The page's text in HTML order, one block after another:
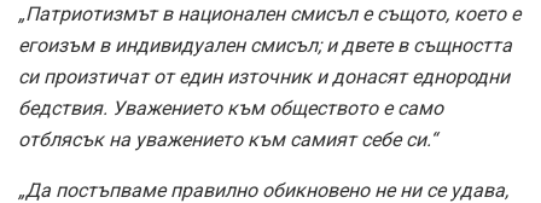
„Патриотизмът в национален смисъл е същото, което е
егоизъм в индивидуален смисъл; и двете в същността
си произтичат от един източник и донасят еднородни
бедствия. Уважението към обществото е само
отблясък на уважението към самият себе си.“
„Да постъпваме правилно обикновено не ни се удава,